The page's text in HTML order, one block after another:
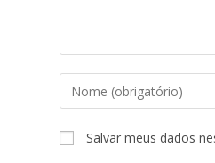
Digite
seu
nome
ou
Salvar meus dados